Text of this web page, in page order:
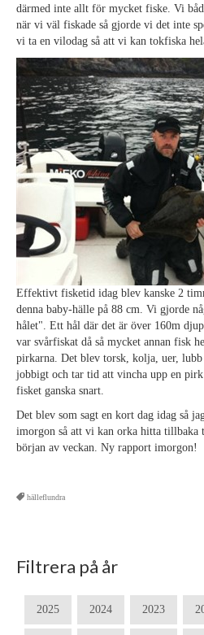
därmed inte allt för mycket fiske. Vi
när vi väl fiskade så gjorde vi det inte
vi ta en vilodag så att vi kan tokfiska
Effektivt fisketid idag blev kanske 2
denna baby-hälle på 88 cm. Vi gjorde
hålet". Ett hål där det är över 160m
var svårfiskat då så mycket annan fisk
pirkarna. Det blev torsk, kolja, uer,
jobbigt och tar tid att vincha upp en
fisket ganska snart.
Det blev som sagt en kort dag idag så
imorgon så att vi kan orka hitta
början av veckan. Ny rapport imorgon!
hälleflundra
Filtrera på år
2025 2024 2023